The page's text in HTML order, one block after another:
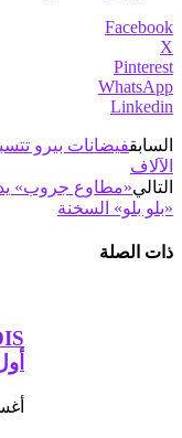
Facebook
X
Pinterest
WhatsApp
Linkedin
السابق
الآلاف
التالي«مطاوع جروب»
«بلو بلو» السخنة
ذات الصلة